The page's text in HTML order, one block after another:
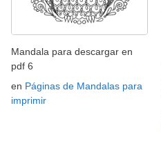
Mandala para descargar en
pdf 6
en Páginas de Mandalas para
imprimir